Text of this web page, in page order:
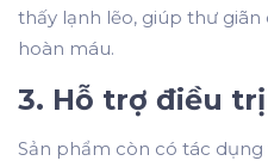
thấy lạnh lẽo, giúp thư
hoàn máu.
3. Hỗ trợ điều
Sản phẩm còn có tác